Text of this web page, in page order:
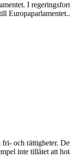
I
och rättigheter.
inte tillåtet att